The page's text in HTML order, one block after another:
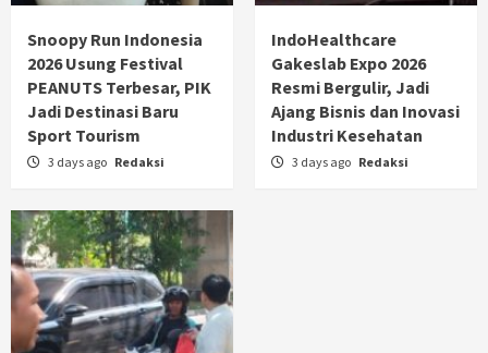
Snoopy Run Indonesia
2026 Usung Festival
PEANUTS Terbesar, PIK
Jadi Destinasi Baru
Sport Tourism
3 days ago Redaksi
IndoHealthcare
Gakeslab Expo 2026
Resmi Bergulir, Jadi
Ajang Bisnis dan Inovasi
Industri Kesehatan
3 days ago Redaksi